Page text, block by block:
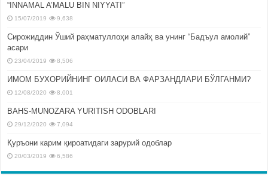
“INNAMAL A’MALU BIN NIYYATI”
15/07/2019 9,638
Сирожиддин Ўший раҳматуллоҳи алайҳ ва унинг “Бадъул амолий”
асари
23/04/2019 8,506
ИМОМ БУХОРИЙНИНГ ОИЛАСИ ВА ФАРЗАНДЛАРИ БЎЛГАНМИ?
12/08/2020 8,001
BAHS-MUNOZARA YURITISH ODOBLARI
29/12/2020 7,094
Қуръони карим қироатидаги зарурий одоблар
20/03/2019 6,586